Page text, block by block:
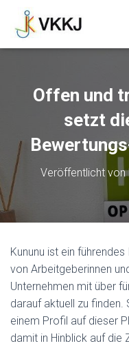
Offen und
setzt
Veröffentlicht von
Kununu ist ein
von Arbeitgeberinnen
Unternehmen mit über
darauf aktuell zu
einem Profil auf dieser
damit in Hinblick auf die